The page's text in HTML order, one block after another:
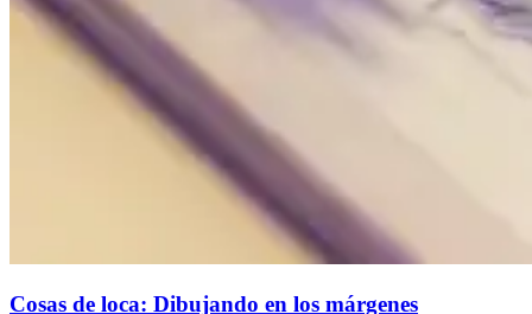
Cosas de loca: Dibujando en los márgenes